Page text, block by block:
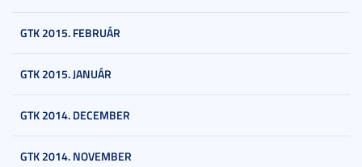
GTK 2015. FEBRUÁR
GTK 2015. JANUÁR
GTK 2014. DECEMBER
GTK 2014. NOVEMBER